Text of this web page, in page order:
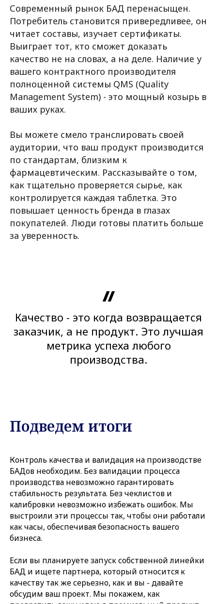
Современный рынок БАД перенасыщен.
Потребитель становится привередливее, он
читает составы, изучает сертификаты.
Выиграет тот, кто сможет доказать
качество не на словах, а на деле. Наличие у
вашего контрактного производителя
полноценной системы QMS (Quality
Management System) - это мощный козырь в
ваших руках.
Вы можете смело транслировать своей
аудитории, что ваш продукт производится
по стандартам, близким к
фармацевтическим. Рассказывайте о том,
как тщательно проверяется сырье, как
контролируется каждая таблетка. Это
повышает ценность бренда в глазах
покупателей. Люди готовы платить больше
за уверенность.
Качество - это когда возвращается
заказчик, а не продукт. Это лучшая
метрика успеха любого
производства.
Подведем итоги
Контроль качества и валидация на производстве
БАДов необходим. Без валидации процесса
производства невозможно гарантировать
стабильность результата. Без чеклистов и
калибровки невозможно избежать ошибок. Мы
выстроили эти процессы так, чтобы они работали
как часы, обеспечивая безопасность вашего
бизнеса.
Если вы планируете запуск собственной линейки
БАД и ищете партнера, который относится к
качеству так же серьезно, как и вы - давайте
обсудим ваш проект. Мы покажем, как